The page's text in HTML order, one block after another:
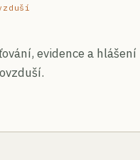
evidence a hlášení